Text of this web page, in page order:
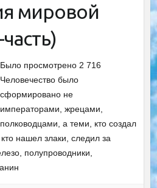
мировой
Было просмотрено 2 716
Человечество было
сформировано не
императорами, жрецами,
полководцами, а теми, кто создал
нашел злаки, следил за
полупроводники,